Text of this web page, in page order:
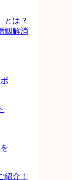
とは？
姻解消
紹介！